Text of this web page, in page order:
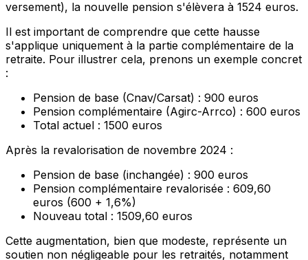
versement), la nouvelle pension s'élèvera à 1524 euros.
Il est important de comprendre que cette hausse
s'applique uniquement à la partie complémentaire de la
retraite. Pour illustrer cela, prenons un exemple concret
:
Pension de base (Cnav/Carsat) : 900 euros
Pension complémentaire (Agirc-Arrco) : 600 euros
Total actuel : 1500 euros
Après la revalorisation de novembre 2024 :
Pension de base (inchangée) : 900 euros
Pension complémentaire revalorisée : 609,60
euros (600 + 1,6%)
Nouveau total : 1509,60 euros
Cette augmentation, bien que modeste, représente un
soutien non négligeable pour les retraités, notamment